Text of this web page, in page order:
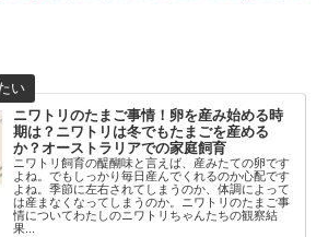
ニワトリのたまご事情！卵を産み始める時
期は？ニワトリは冬でもたまごを産める
か？オーストラリアでの家庭飼育
ニワトリ飼育の醍醐味と言えば、産みたての卵です
よね。でもしっかり毎日産んでくれるのか心配です
よね。季節に左右されてしまうのか、体調によって
は産まなくなってしまうのか。ニワトリのたまご事
情についてわたしのニワトリちゃんたちの観察結
果...